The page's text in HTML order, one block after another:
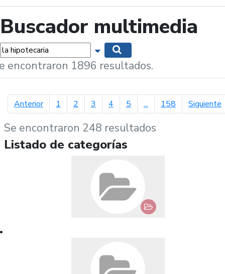
Buscador multimedia
Mostrar opciones de búsqueda
encontraron 1896 resultados.
Anteriorpágina anterior
1 2 3 4 5 ... 158 Siguiente
Se encontraron 248 resultados
Listado de categorías